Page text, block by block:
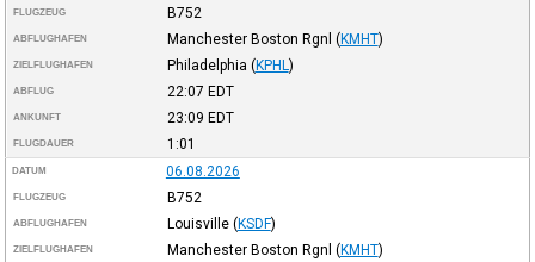
FLUGZEUG B752
ABFLUGHAFEN Manchester Boston Rgnl (KMHT)
ZIELFLUGHAFEN Philadelphia (KPHL )
ABFLUG 22:07 EDT
ANKUNFT 23:09 EDT
FLUGDAUER 1:01
DATUM 06.08.2026
FLUGZEUG B752
ABFLUGHAFEN Louisville (KSDF)
ZIELFLUGHAFEN Manchester Boston Rgnl (KMHT)